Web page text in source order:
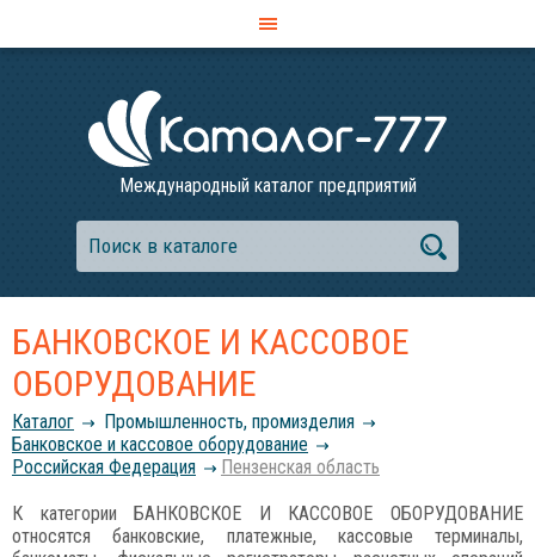
Международный каталог предприятий
БАНКОВСКОЕ И КАССОВОЕ
ОБОРУДОВАНИЕ
Каталог
Промышленность, промизделия
Банковское и кассовое оборудование
Российcкая Федерация
Пензенская область
К категории БАНКОВСКОЕ И КАССОВОЕ ОБОРУДОВАНИЕ
относятся банковские, платежные, кассовые терминалы,